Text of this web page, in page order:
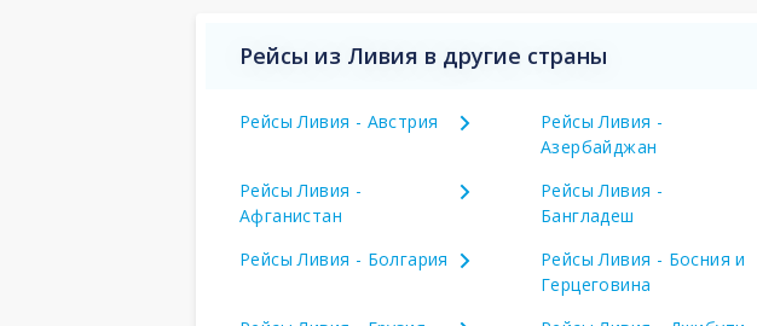
Рейсы из Ливия в другие страны
Рейсы Ливия - Австрия
Рейсы Ливия -
Азербайджан
Рейсы Ливия -
Афганистан
Рейсы Ливия -
Бангладеш
Рейсы Ливия - Болгария
Рейсы Ливия - Босния и
Герцеговина